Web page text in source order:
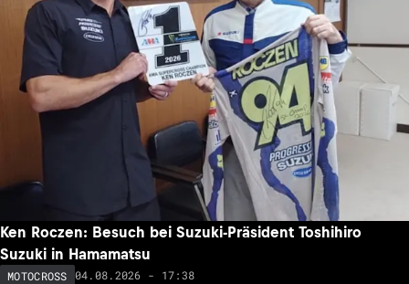
Ken Roczen: Besuch bei Suzuki-Präsident Toshihiro
Suzuki in Hamamatsu
MOTOCROSS 04.08.2026 - 17:38